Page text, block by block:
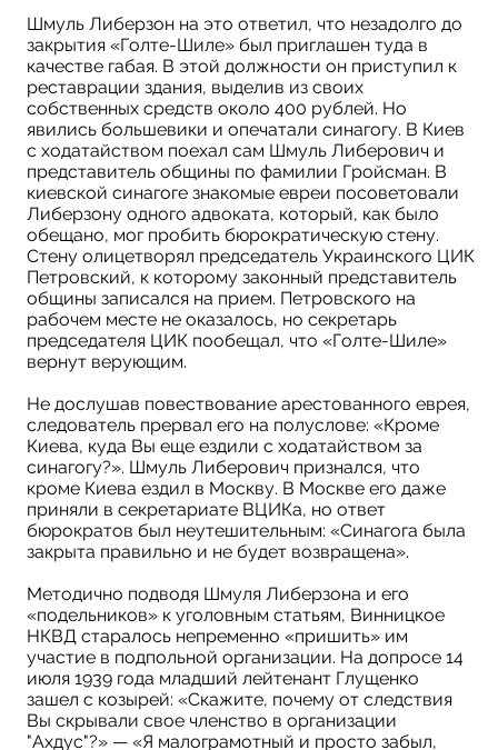
Шмуль Либерзон на это ответил, что незадолго до
закрытия «Голте-Шиле» был приглашен туда в
качестве габая. В этой должности он приступил к
реставрации здания, выделив из своих
собственных средств около 400 рублей. Но
явились большевики и опечатали синагогу. В Киев
с ходатайством поехал сам Шмуль Либерович и
представитель общины по фамилии Гройсман. В
киевской синагоге знакомые евреи посоветовали
Либерзону одного адвоката, который, как было
обещано, мог пробить бюрократическую стену.
Стену олицетворял председатель Украинского ЦИК
Петровский, к которому законный представитель
общины записался на прием. Петровского на
рабочем месте не оказалось, но секретарь
председателя ЦИК пообещал, что «Голте-Шиле»
вернут верующим.
Не дослушав повествование арестованного еврея,
следователь прервал его на полуслове: «Кроме
Киева, куда Вы еще ездили с ходатайством за
синагогу?». Шмуль Либерович признался, что
кроме Киева ездил в Москву. В Москве его даже
приняли в секретариате ВЦИКа, но ответ
бюрократов был неутешительным: «Cинагога была
закрыта правильно и не будет возвращена».
Методично подводя Шмуля Либерзона и его
«подельников» к уголовным статьям, Винницкое
НКВД старалось непременно «пришить» им
участие в подпольной организации. На допросе 14
июля 1939 года младший лейтенант Глущенко
зашел с козырей: «Скажите, почему от следствия
Вы скрывали свое членство в организации
"Ахдус"?» — «Я малограмотный и просто забыл,